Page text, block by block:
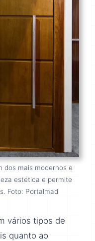
dos mais modernos e
estética e permite
Foto: Portalmad
vários tipos de
quanto ao